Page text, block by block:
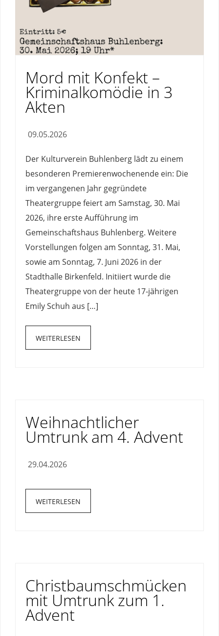
Mord mit Konfekt –
Kriminalkomödie in 3
Akten
09.05.2026
Der Kulturverein Buhlenberg lädt zu einem
besonderen Premierenwochenende ein: Die
im vergangenen Jahr gegründete
Theatergruppe feiert am Samstag, 30. Mai
2026, ihre erste Aufführung im
Gemeinschaftshaus Buhlenberg. Weitere
Vorstellungen folgen am Sonntag, 31. Mai,
sowie am Sonntag, 7. Juni 2026 in der
Stadthalle Birkenfeld. Initiiert wurde die
Theatergruppe von der heute 17-jährigen
Emily Schuh aus […]
WEITERLESEN
Weihnachtlicher
Umtrunk am 4. Advent
29.04.2026
WEITERLESEN
Christbaumschmücken
mit Umtrunk zum 1.
Advent